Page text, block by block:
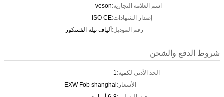
اسم العلامة التجارية:veson
إصدار الشهادات:ISO CE
رقم الموديل:ألياف تيلة الفسكوز
شروط الدفع والشحن
الحد الأدنى لكمية:1
الأسعار:EXW Fob shanghai